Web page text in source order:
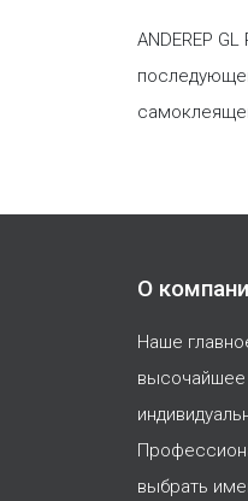
ANDEREP
О
Наше
высочайшее
выбрать